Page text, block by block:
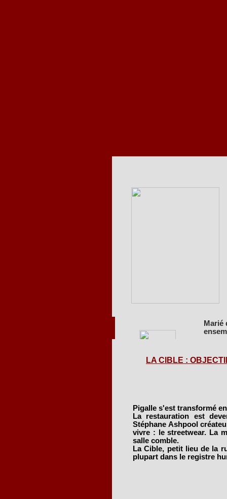
Marié
de
C'est
LA CIBLE :
Pigalle s'est transformé
La restauration est
Stéphane Ashpool
vivre : le streetwear. La
salle comble.
La Cible, petit lieu de la
plupart dans le registre